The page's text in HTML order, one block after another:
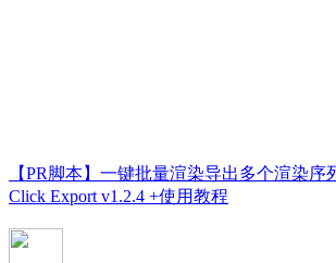
【PR脚本】一键批量渲染导出多个渲染序
Click Export v1.2.4 +使用教程